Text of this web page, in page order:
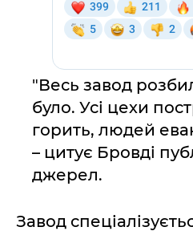
"Весь завод
було. Усі цехи
горить, людей
– цитує Бровді
джерел.
Завод